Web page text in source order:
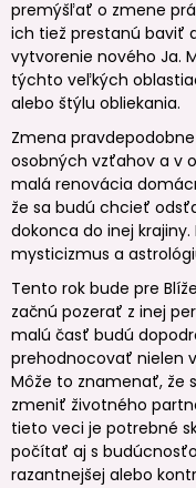
premýšľať o zmene
ich tiež prestanú baviť
vytvorenie nového Ja.
týchto veľkých
alebo štýlu obliekania.
Zmena
osobných vzťahov a v
malá renovácia
že sa budú chcieť
dokonca do inej
mysticizmus a
Tento rok bude pre
začnú pozerať z inej
malú časť budú
prehodnocovať nielen
Môže to znamenať, že
zmeniť životného
tieto veci je potrebné
počítať aj s
razantnejšej alebo